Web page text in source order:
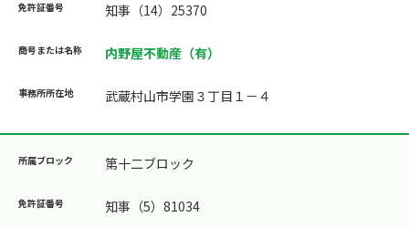
知事（14）25370
内野屋不動産（有）
武蔵村山市学園３丁目１－４
第十二ブロック
知事（5）81034